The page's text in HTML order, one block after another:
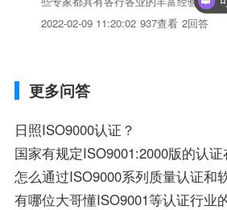
2022-02-09 11:20:02 937查看 2回答
更多问答
日照ISO9000认证？
怎么通过ISO9000系列质量认证和
有哪位大哥懂ISO9001等认证行业